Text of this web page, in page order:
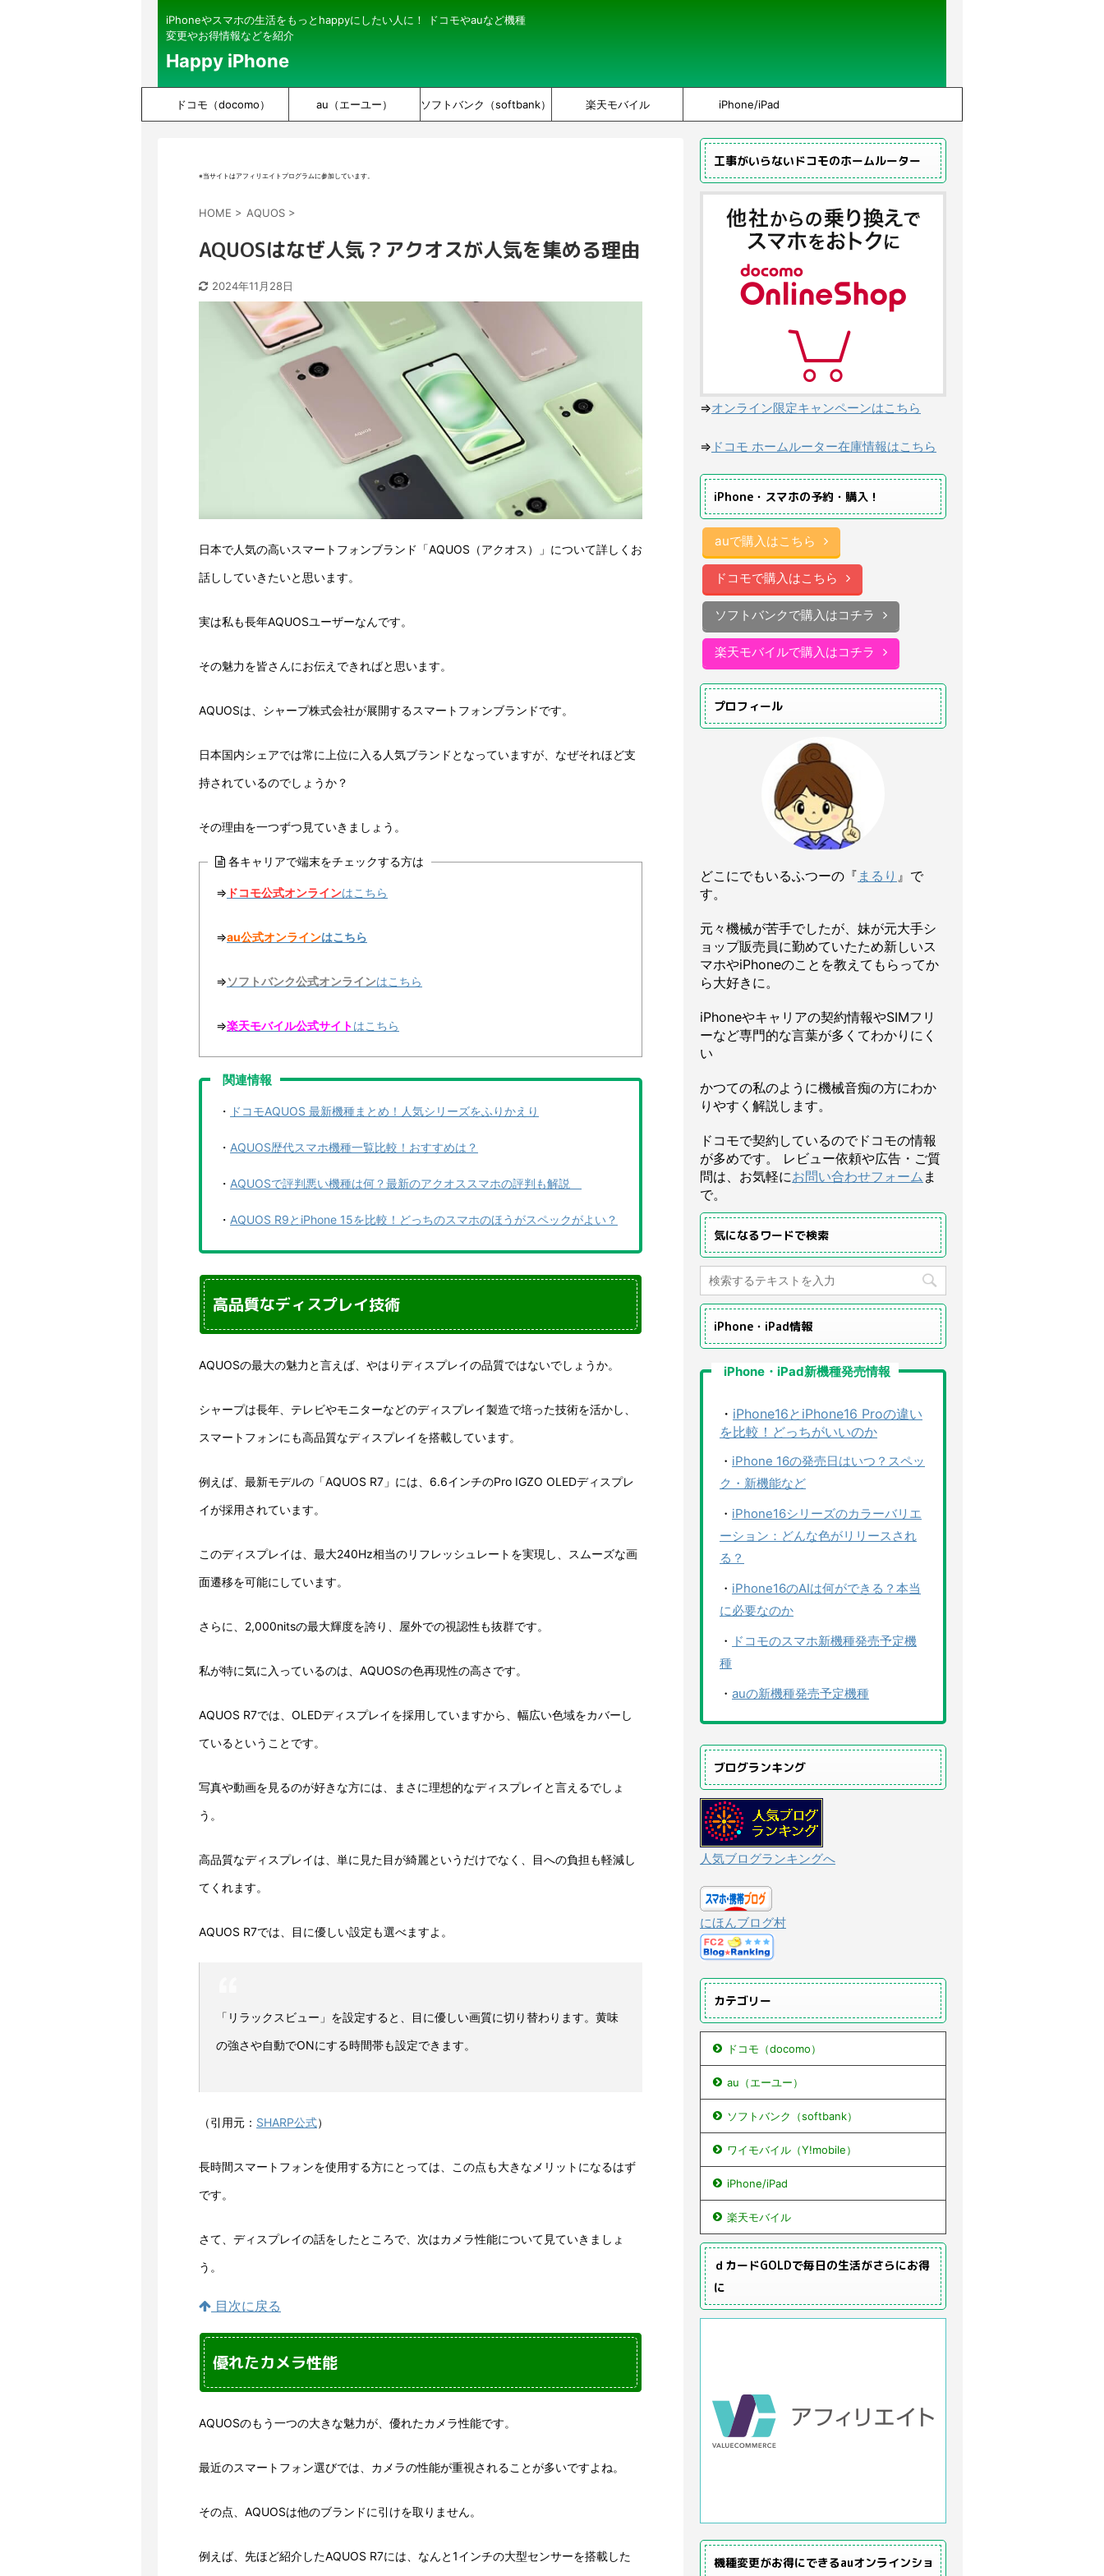
iPhoneやスマホの生活をもっとhappyにしたい人に！ ドコモやauなど機種
変更やお得情報などを紹介
Happy iPhone
ドコモ（docomo） au（エーユー） ソフトバンク（softbank） 楽天モバイル iPhone/iPad
※当サイトはアフィリエイトプログラムに参加しています。
HOME > AQUOS >
AQUOSはなぜ人気？アクオスが人気を集める理由
2024年11月28日
日本で人気の高いスマートフォンブランド「AQUOS（アクオス）」について詳しくお
話ししていきたいと思います。
実は私も長年AQUOSユーザーなんです。
その魅力を皆さんにお伝えできればと思います。
AQUOSは、シャープ株式会社が展開するスマートフォンブランドです。
日本国内シェアでは常に上位に入る人気ブランドとなっていますが、なぜそれほど支
持されているのでしょうか？
その理由を一つずつ見ていきましょう。
各キャリアで端末をチェックする方は
⇒ ドコモ公式オンラインはこちら
⇒au公式オンラインはこちら
⇒ソフトバンク公式オンラインはこちら
⇒楽天モバイル公式サイトはこちら
関連情報
・ ドコモAQUOS 最新機種まとめ！人気シリーズをふりかえり
・ AQUOS歴代スマホ機種一覧比較！おすすめは？
・ AQUOSで評判悪い機種は何？最新のアクオススマホの評判も解説
・ AQUOS R9とiPhone 15を比較！どっちのスマホのほうがスペックがよい？
高品質なディスプレイ技術
AQUOSの最大の魅力と言えば、やはりディスプレイの品質ではないでしょうか。
シャープは長年、テレビやモニターなどのディスプレイ製造で培った技術を活かし、
スマートフォンにも高品質なディスプレイを搭載しています。
例えば、最新モデルの「AQUOS R7」には、6.6インチのPro IGZO OLEDディスプレ
イが採用されています。
このディスプレイは、最大240Hz相当のリフレッシュレートを実現し、スムーズな画
面遷移を可能にしています。
さらに、2,000nitsの最大輝度を誇り、屋外での視認性も抜群です。
私が特に気に入っているのは、AQUOSの色再現性の高さです。
AQUOS R7では、OLEDディスプレイを採用していますから、幅広い色域をカバーし
ているということです。
写真や動画を見るのが好きな方には、まさに理想的なディスプレイと言えるでしょ
う。
高品質なディスプレイは、単に見た目が綺麗というだけでなく、目への負担も軽減し
てくれます。
AQUOS R7では、目に優しい設定も選べますよ。
「リラックスビュー」を設定すると、目に優しい画質に切り替わります。黄味
の強さや自動でONにする時間帯も設定できます。
（引用元： SHARP公式）
長時間スマートフォンを使用する方にとっては、この点も大きなメリットになるはず
です。
さて、ディスプレイの話をしたところで、次はカメラ性能について見ていきましょ
う。
目次に戻る
優れたカメラ性能
AQUOSのもう一つの大きな魅力が、優れたカメラ性能です。
最近のスマートフォン選びでは、カメラの性能が重視されることが多いですよね。
その点、AQUOSは他のブランドに引けを取りません。
例えば、先ほど紹介したAQUOS R7には、なんと1インチの大型センサーを搭載した
工事がいらないドコモのホームルーター
⇒オンライン限定キャンペーンはこちら
⇒ ドコモ ホームルーター在庫情報はこちら
iPhone・スマホの予約・購入！
auで購入はこちら
ドコモで購入はこちら
ソフトバンクで購入はコチラ
楽天モバイルで購入はコチラ
プロフィール
どこにでもいるふつーの『 まるり 』で
す。
元々機械が苦手でしたが、妹が元大手シ
ョップ販売員に勤めていたため新しいス
マホやiPhoneのことを教えてもらってか
ら大好きに。
iPhoneやキャリアの契約情報やSIMフリ
ーなど専門的な言葉が多くてわかりにく
い
かつての私のように機械音痴の方にわか
りやすく解説します。
ドコモで契約しているのでドコモの情報
が多めです。 レビュー依頼や広告・ご質
問は、お気軽にお問い合わせフォーム ま
で。
気になるワードで検索
iPhone・iPad情報
iPhone・iPad新機種発売情報
・ iPhone16とiPhone16 Proの違い
を比較！どっちがいいのか
・ iPhone 16の発売日はいつ？スペッ
ク・新機能など
・ iPhone16シリーズのカラーバリエ
ーション：どんな色がリリースされ
る？
・ iPhone16のAIは何ができる？本当
に必要なのか
・ ドコモのスマホ新機種発売予定機
種
・ auの新機種発売予定機種
ブログランキング
人気ブログランキングへ
にほんブログ村
カテゴリー
ドコモ（docomo）
au（エーユー）
ソフトバンク（softbank）
ワイモバイル（Y!mobile）
iPhone/iPad
楽天モバイル
ｄカードGOLDで毎日の生活がさらにお得
に
機種変更がお得にできるauオンラインショ